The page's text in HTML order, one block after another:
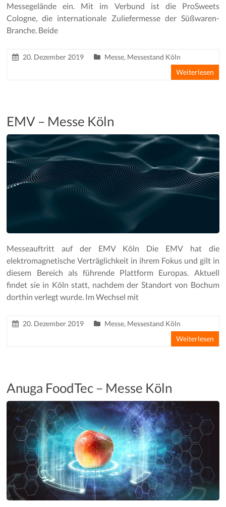
Messegelände ein. Mit im Verbund ist die ProSweets
Cologne, die internationale Zuliefermesse der Süßwaren-
Branche. Beide
20. Dezember 2019 Messe, Messestand Köln
Weiterlesen
EMV – Messe Köln
Messeauftritt auf der EMV Köln Die EMV hat die
elektromagnetische Verträglichkeit in ihrem Fokus und gilt in
diesem Bereich als führende Plattform Europas. Aktuell
findet sie in Köln statt, nachdem der Standort von Bochum
dorthin verlegt wurde. Im Wechsel mit
20. Dezember 2019 Messe, Messestand Köln
Weiterlesen
Anuga FoodTec – Messe Köln